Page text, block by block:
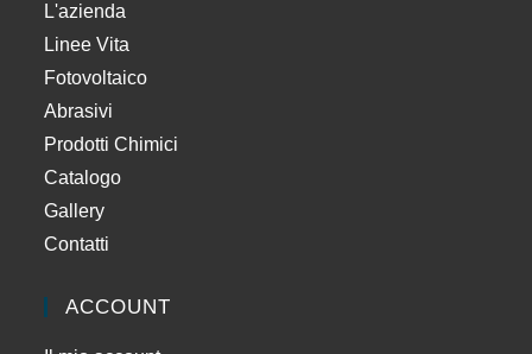
L'azienda
Linee Vita
Fotovoltaico
Abrasivi
Prodotti Chimici
Catalogo
Gallery
Contatti
ACCOUNT